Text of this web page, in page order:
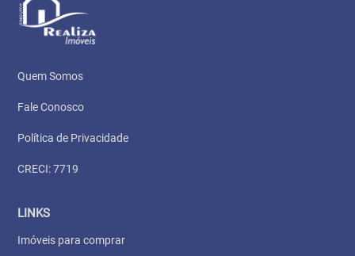
Quem Somos
Fale Conosco
Política de Privacidade
CRECI: 7719
LINKS
Imóveis para comprar